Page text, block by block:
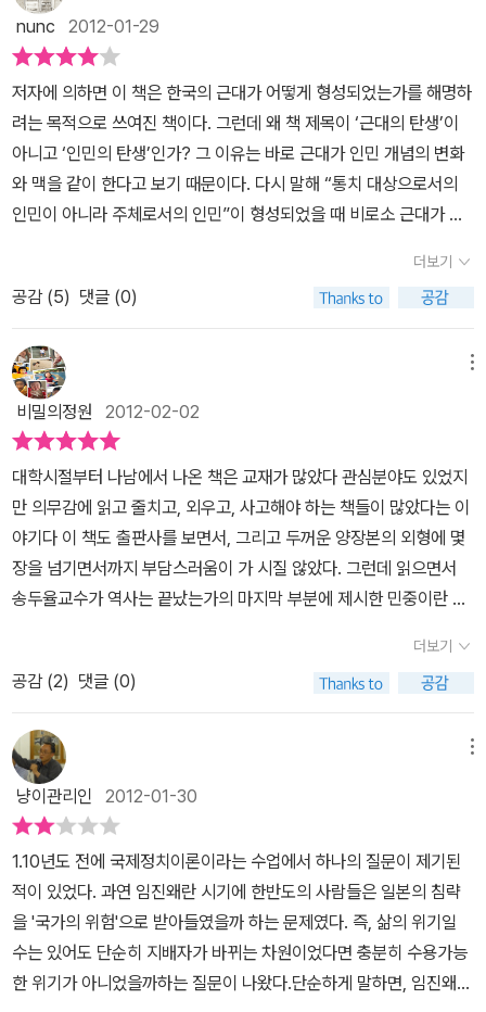
저자는 이렇게 인민의 탄생을 조심스럽게 바라보고 있다. 그렇다면
저자는 구체적으로 조선의 근대를 언제로 보고 있나?조선의 근대는
바로 19세기 초반 순조 연간에 지식-권력이 분리되던 세도정치 때라
고 밝히고 있다. 중앙과 지방간의 인적교류와 학문적 교류가 단절되
던 시기에 느닷없이 근대가 찾아든 이유가 뭘까? 세도가 내부에서만
학문적 논쟁이 일어났을 때 그 변방에선 어떤 일들이 일어나는지를
당시의 지배세력은 알지 못했다는 것이다. 조선은 지식사회라는 등식
고 있었던 '평민 담론장'이 비로소 고개를 들었다는 것이다. 인민과 역
사의 접속이 비로소 이루어지던 역사의 장이었던 것이다. 갓난아기
상태의 인민이 언문을 통해 겨우 말을 배워가며 옹알이를 하고 있을
때 느닷없이 찾아든 정신적 성숙과 함께 성장통을 겪은 셈이라고 해
야할까? 그리하여 명사에서 동사로 이동한 주체로의 인민은 무수한
술어를 가지게 되었다. 인민으로서 ~되어가기는 시간의 경험과 공간
적 배경이 있어야 완성되어지는 것이거늘, 자기의식 없이는 주체는
주체일 수 없다. 인민은 역사의 질료가 아닌 행위하는 자로서 개체성
을 확보하지 못했다면 주체성도 확보하지 못했을 것이다. 그렇다면
저자가 근대의 추동력으로 인민을 바라보는 관점에는 새로움이 있는
걸까? 또한 심층을 분석해 보일 수 있는 연구에 대한 타당성을 과연
담보받을 수 있는 것일까? 하지만 그다지 새로울 것도, 획기적인 연
구방법론도 아니지 않을까 조심스레 생각해보게 된다. 문해인민의 탄
생에서 출발하고 있다는 점은 근대를 연 것은 교양인이었다는 서양의
의식이 거기서부터 출발했다는 것은 저자 역시 서양산 사회과학의 프
리즘에서(범주)에서 크게 벗어나지 않음을 보여주는 건 아닐까 싶다.
몰론 우매한 독자의 오독일 수 있다. 아니 해석의 오류일수도 있다. 하
지만 인민의 탄생이 한국사회의 공론장의 구조를 바꾸었다는 점에서
그 출발이 문해인민과 유럽사회의 교양인이라는 사실은 크게 새로울
것이 없는 관점이라는 것이다. 그렇다고 이 책을 폄하할 생각은 없다.
그 지난한 학문의 여정이 느껴지기 때문이다. 무수한 사료와 자료집
은 연구를 든든하게 받쳐주는 버팀목 역할을 하고 있고, 조선시대 내
부로 들어가서 인민의 탄생을 절차탁마하는 심정으로 끌어 올려놓은
자이자 대표적인 칼럼리스트 송호근 교수가 한국 사회의 현안과 주요
쟁점에 대한 고민과 성과를 엮어 낸 책입니다. 저자는 ‘단절과 비약’으
로 분석에서 자주 이탈하는 한국사회를 분석하고 대안을 제시하기 위
하여 기꺼이 조선으로 우회하는 긴 여행을 감행합니다. 근대 시민의
탄생 이전으로의 학문적 여정을 위하여 조선이라는 시공간을 선택한
것이지요. 그는 한문을 사용하는 양반 유교 사회의 붕괴가 바로 근대
의 시작이고, 인민의 탄생이라고 주장합니다. 인민 - 민족과 민중을
시대 지식의 계보를 탐사하겠다는 야심으로 조선 사대부의 성리학이
라는 강력한 지식권력을 분석하였습니다. 조선시대 평민과 천민을 합
쳐 일컬은 '인민'은 통치의 객체이자 대상에서, 새로운 인민으로 재탄
생합니다. 저자는 민중이라는 호명이 부르주아지와 프롤레타리아가
부재한 한국의 특수성을 간과하는 것이라고 생각하고, 민족은 국사학
계의 목적론적 역사관이기 때문에 적합하지 않다고 생각합니다. 그는
역사학자들이 분절적인 좁은 시야로 역사를 보기 때문에 미시적 접근
을 할 뿐, 거시적인 구조를 간과하여 역사를 제대로 조망하지 못했다
고 봅니다. 우리 사회의 근대의 가능하게 한 것이 바로 언문, 한글을
읽고 쓰는 인민들의 담론장 형성입니다. 인민은 1860년대 동학농민
운동에 이르러서는 공익을 지향하는 시민으로 거듭나지만 일제 강점
기는 시민과 공론장의 왜곡을 가져옵니다. 이 왜곡으로 말미암아 우
균열이 생겼습니다. 따라서 저자는 ‘교양 시민’으로서의 개인주의의
확립과 공공선의 가치를 실현하기 위한 ‘공론장’의 활성화를 대안으
로 제시합니다. 앞으로 연속적으로 이루어질 이 연구 주제는 후속으
로 인민이 시민으로 바뀌어가는 과정을 담은 2권 <시민의 탄생>과 2
0세기 국내 시민 공론장의 결함을 분석한 3권을 통해 한국 시민사회
의 기원을 분석할 계획이라고 합니다. 진행형의 연구라는 점을 감안
하여 저를 불편하게 했던, 수용할 수 없었던 몇 가지를 언급하며 마무
리 하겠습니다. 저자는 미시사를 비판하고 구조와 역사를 활용하면
서, 교양시민이 되지 못하는 개인에게 책임을 묻고 있습니다. 서구 19
세기 중산층의 확대는 사회의 기본 가치를 실현하는 교양시민의 확산
이었다면, 한국의 근대는 개인주의가 정착하지 못했다고 비판합니다.
이념과 권리 투쟁에 몰입한 나머지 독립된 개인, 사회의 핵심 가치를
터 백성에 이르기까지 모든 계층의 의식부족으로 실제로 한글이 조금
씩 이용되게 된 시기는 반포 후 100년이 지난 뒤였고, 실제로 우리가
오늘날에 자유로이 이용할 수 있는 수준에 이르게 된 것은 현대 한글
의 아버지인 주시경 선생이 연구를 거듭하고 나서였지요. 하지만 이
런 역사적 사실을 생각해보더라도 어쨌든 저 드라마 ‘뿌리 깊은 나무’
는 드라마적인 과장이 섞여있기도 하지만 제법 준수하게 한글이 어떻
게 받아들여지고, 동시에 어떻게 받아들여지지 않는가를 잘 드러내었
던 수작이었습니다. 그런데 이 뿌리 깊은 나무에서 제가 감명 깊게 본
부분은 바로 세종과 세종의 한글 반포를 막으려는 세력(극중에서는
밀본이라고 이름 붙여져있습니다만)의 수장인 정기준(극중에서는 정
죽어가는 몸을 이끌고 겨우 말합니다. ‘그대가 준 문자를 통해서 백성
은 지혜를 가지게 되겠지만 그만큼 더 지배층에게 쉽게 속게 될 것이
다.’ 라고 말이지요. 세종은 그 말을 듣고 잠시 생각에 잠겼다가 크게
웃으면서 정기준의 말에 반박합니다. ‘때로는 백성들은 질 것이고 때
로는 이길 것이나 그것은 상관없다. 그것이 역사다. 네 말 대로 백성들
이 속더라도 결국에는 글자가 가진 지혜와 더불어 싸우고 또 싸워나
갈것이다’ 라고 말이지요. 정말 감명깊게 본 장면이었습니다만 볼 당
시에는 감명깊다, 라는 생각만 했을 뿐 어떤 의미인지 깊게 생각해보
지는 않았습니다. 그런데 이 책 ‘인민의 탄생 - 공론장의 구조 변동’
건대 저 드라마의 마지막 대사가 이 책의 모든 내용을 포괄하고 있다
고 여겨집니다. 2. 처음 이 책의 ‘책머리에’ 부분과 ‘서론’ 부분을
읽었을 때에는 기대가 상당히 컸습니다. 내용 자체도 흥미로웠으며
어떤 방식으로 역사와 사회과학을 교차시켜서 풀어나갈 것인지 기대
가 되었었지요. 자신만만하게 저자는 이야기합니다. 서양산 이론에서
우리나라는 극복할 대상에 지나지 않았고 그 때문에 과거를 죽였다고
말이지요. 그래서 저자는 근대가 과연 조선시대에서 어떻게 기원하였
는지를 제대로 밝히기 위해서 탐색 여행을 펼치겠다고 합니다. 서론
중간 부분에 저자가 유길준의 자취를 더듬어 보았다고 언급하기에
‘아, 저자는 마치 여행기처럼 유길준의 생을 더듬어 자연스레 근대의
인민의 탄생을 밝히려나보다.’ 라는 생각도 했었고 말이지요. 하지만
그런 저의 기대는 뒤의 ‘개화기 인민’부터 시작되는 챕터들을 하나씩
nunc 2012-01-29
저자에 의하면 이 책은 한국의 근대가 어떻게 형성되었는가를 해명하
려는 목적으로 쓰여진 책이다. 그런데 왜 책 제목이 ‘근대의 탄생’이
아니고 ‘인민의 탄생’인가? 그 이유는 바로 근대가 인민 개념의 변화
와 맥을 같이 한다고 보기 때문이다. 다시 말해 “통치 대상으로서의
인민이 아니라 주체로서의 인민”이 형성되었을 때 비로소 근대가 태
을 추적한다면 자연스레 우리사회에서 근대의 형성과정을 드러내 보
일 수 있을 것이라 생각한다. 그렇다면 ‘주체로서의 인민’은 어떻게
형성되는가. 이는 기존의 인민, 즉 ‘통치 대상으로서의 인민’이 처해
있던 조건과 그 조건의 변화과정을 살펴보아야 한다. 건국 이래로 조
선은 유교국가로서 매우 강고한 통치 구조를 유지해 오고 있었다. 이
통치 구조의 세 축은 “성리학적 우주관과 조상 숭배를 통치 이념과 결
부시킨 ‘종교적 의례’, 신분 직역과 부세 의무를 강제하는 ‘향촌 지배’,
지배 이념의 도덕과 윤리를 재생산하는 ‘교육’”(35)이다. 이 종교, 정
치, 지식이라는 세 축이 유교라는 통치 이념을 중심으로 매우 강력하
게 결합되어 사회를 지배하고 있었기에 세계 역사상 유래 없이 긴 왕
조를 구축할 수 있었을 것이다. 그러나 조선 후기에 오면 인민을 지배
하고 있던 각각의 축에 균열이 발생하게 된다. 먼저 종교의 영역에서
는 천주교의 내세 사상과 평등 사상의 유입으로 인해 유교적 가치관
이 붕괴하게 된다. 지식의 영역에서는 언문 문학의 확산으로 평민들
된다. 마지막으로 정치의 영역에서는 경제적 수취의 심화로 인해 이
에 대항하는 민란과 같은 저항 의식이 표출되게 된다. 이와 같은 과정
을 통해 조선을 강력하게 지탱해 온 통치구조의 세 축이 점차 와해되
는 것이다. 그렇다면 이러한 균열을 추동한 동인은 무엇인가. 서로 다
른 영역이고 각각 균열이 발생하고 심화된 시기도 조금씩 다르지만,
결국 세 축이 와해될 수 있었던 근본 원인은 한글로 수렴될 수 있다고
저자는 생각한다. “표음 문자인 훈민정음이 창제되자 인민은 감정, 정
서, 비판 의식 등 내면의 소리를 문자로 표현할 수 있게 되었으며, ‘표
현된 소리’ 즉 언문 문서가 다시 인민에게 새로운 의식 세계를 요구하
더보기
공감 (5) 댓글 (0)
비밀의정원 2012-02-02
대학시절부터 나남에서 나온 책은 교재가 많았다 관심분야도 있었지
만 의무감에 읽고 줄치고, 외우고, 사고해야 하는 책들이 많았다는 이
야기다 이 책도 출판사를 보면서, 그리고 두꺼운 양장본의 외형에 몇
장을 넘기면서까지 부담스러움이 가 시질 않았다. 그런데 읽으면서
송두율교수가 역사는 끝났는가의 마지막 부분에 제시한 민중이란 피
를 만들어온 존재에 대한 고증과 역사적 사실관계를 언급해주는 책
이 있었으면 하는 생각이 들었던적이 있었다. 두꺼운 부 담에서 벗어
나 진도가 나가면서 '인민'이라는 존재를 발견할 수 있었다. 얼마전 인
기있었던 사극에 서도 그리고 몇년전의 사극에서도 세종의 한글창제
의 목적을 보는 것처럼 정보의 유통과 문자의 보급이 태어날때부터
존엄한 인민<?>의 존재를 바로 세우기위한 역사적인 노력이었다는
생각에 다시금 책의 가치를 측정하게 되었다. 그리고 조선시대의 계
급사회에서 주체적 존재에 대한 고증 아닌 고증이 이 책의 깊이를 마
련한것 같다는 느낌을 받았다. 하지만 두께만큼 더 많은 시대와 역 사
를 다루지 못했다는 아쉬움이 든다...분명 학문적으로 평가를 받아야
하겠지만 이 책이 시작이었 으면 좋겠다는 생각이 든다. sns로 시작
된 중동의 혁명바람이 이제는 우리나라에서도 조금씩 시작 되는 느낌
더보기
공감 (2) 댓글 (0)
냥이관리인 2012-01-30
1.10년도 전에 국제정치이론이라는 수업에서 하나의 질문이 제기된
적이 있었다. 과연 임진왜란 시기에 한반도의 사람들은 일본의 침략
을 '국가의 위험'으로 받아들였을까 하는 문제였다. 즉, 삶의 위기일
수는 있어도 단순히 지배자가 바뀌는 차원이었다면 충분히 수용가능
한 위기가 아니었을까하는 질문이 나왔다.단순하게 말하면, 임진왜란